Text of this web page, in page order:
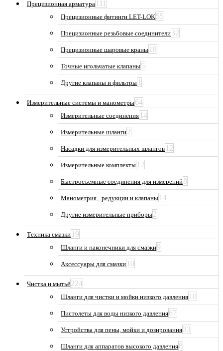
Прецизионная арматура 111
Прецизионные фитинги LET-LOK55
Прецизионные резьбовые соединители32
Прецизионные шаровые краны 18
Точные игольчатые клапаны5
Другие клапаны и фильтры 1
Измерительные системы и манометры64
Измерительные соединения 14
Измерительные шланги2
Насадки для измерительных шлангов 12
Измерительные комплекты 12
Быстросъемные соединения для измерений8
Манометрия_ редукции и клапаны 14
Другие измерительные приборы2
Техника смазки 19
Шланги и наконечники для смазки9
Аксессуары для смазки 10
Чистка и мытьё224
Шланги для чистки и мойки низкого давления 10
Пистолеты для воды низкого давления67
Устройства для пены, мойки и дозирования33
Шланги для аппаратов высокого давления8